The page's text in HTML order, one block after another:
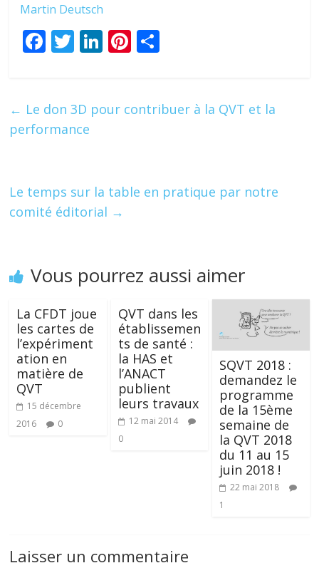
Martin Deutsch
F
b
o
T
er
Li
e
Pi
e g
← Le don 3D pour contribuer à la QVT et la
performance
Le temps sur la table en pratique par notre
comité éditorial →
Vous pourrez aussi aimer
La CFDT joue
les cartes de
l’expériment
ation en
matière de
QVT
15 décembre
2016
0
QVT dans les
établissemen
ts de santé :
la HAS et
l’ANACT
publient
leurs travaux
12 mai 2014
0
SQVT 2018 :
demandez le
programme
de la 15ème
semaine de
la QVT 2018
du 11 au 15
juin 2018 !
22 mai 2018
1
Laisser un commentaire